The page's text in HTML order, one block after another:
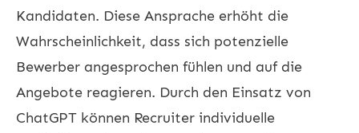
Kandidaten. Diese Ansprache erhöht die
Wahrscheinlichkeit, dass sich potenzielle
Bewerber angesprochen fühlen und auf die
Angebote reagieren. Durch den Einsatz von
ChatGPT können Recruiter individuelle